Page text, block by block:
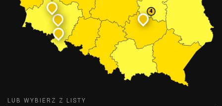
4
LUB WYBIERZ Z LISTY